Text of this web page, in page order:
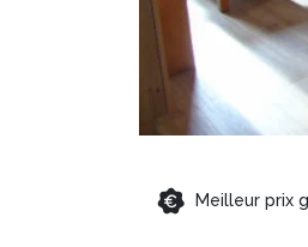
Meilleur prix